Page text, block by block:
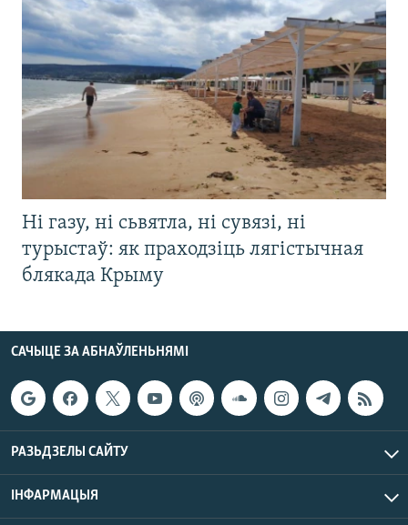
Ні газу, ні сьвятла, ні сувязі, ні
турыстаў: як праходзіць лягістычная
блякада Крыму
САЧЫЦЕ ЗА АБНАЎЛЕНЬНЯМІ
РАЗЬДЗЕЛЫ САЙТУ
ІНФАРМАЦЫЯ